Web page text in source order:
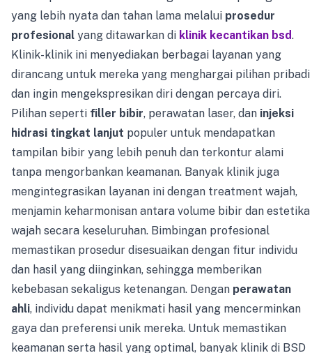
yang lebih nyata dan tahan lama melalui prosedur
profesional yang ditawarkan di klinik kecantikan bsd.
Klinik-klinik ini menyediakan berbagai layanan yang
dirancang untuk mereka yang menghargai pilihan pribadi
dan ingin mengekspresikan diri dengan percaya diri.
Pilihan seperti filler bibir, perawatan laser, dan injeksi
hidrasi tingkat lanjut populer untuk mendapatkan
tampilan bibir yang lebih penuh dan terkontur alami
tanpa mengorbankan keamanan. Banyak klinik juga
mengintegrasikan layanan ini dengan treatment wajah,
menjamin keharmonisan antara volume bibir dan estetika
wajah secara keseluruhan. Bimbingan profesional
memastikan prosedur disesuaikan dengan fitur individu
dan hasil yang diinginkan, sehingga memberikan
kebebasan sekaligus ketenangan. Dengan perawatan
ahli, individu dapat menikmati hasil yang mencerminkan
gaya dan preferensi unik mereka. Untuk memastikan
keamanan serta hasil yang optimal, banyak klinik di BSD